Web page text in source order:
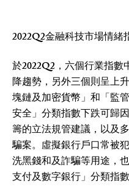
2022Q2金融科技市場情緒
於2022Q2，六個行業指數
降趨勢，另外三個則呈上
塊鏈及加密貨幣」和「監
安全」分類指數下跌可歸
籌的立法規管建議，以及
騙案。虛擬銀行戶口常被
洗黑錢和及詐騙等用途，
支付及數字銀行」分類指數